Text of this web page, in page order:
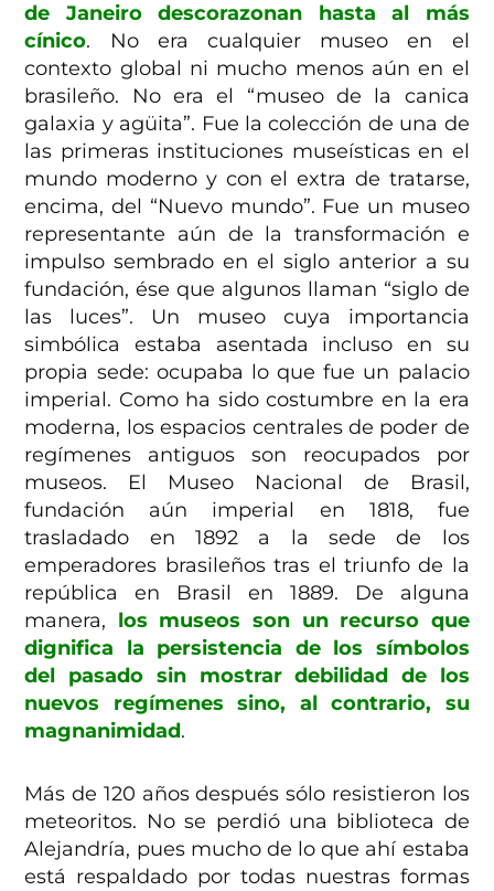
de Janeiro descorazonan hasta al más
cínico. No era cualquier museo en el
contexto global ni mucho menos aún en el
brasileño. No era el “museo de la canica
galaxia y agüita”. Fue la colección de una de
las primeras instituciones museísticas en el
mundo moderno y con el extra de tratarse,
encima, del “Nuevo mundo”. Fue un museo
representante aún de la transformación e
impulso sembrado en el siglo anterior a su
fundación, ése que algunos llaman “siglo de
las luces”. Un museo cuya importancia
simbólica estaba asentada incluso en su
propia sede: ocupaba lo que fue un palacio
imperial. Como ha sido costumbre en la era
moderna, los espacios centrales de poder de
regímenes antiguos son reocupados por
museos. El Museo Nacional de Brasil,
fundación aún imperial en 1818, fue
trasladado en 1892 a la sede de los
emperadores brasileños tras el triunfo de la
república en Brasil en 1889. De alguna
manera, los museos son un recurso que
dignifica la persistencia de los símbolos
del pasado sin mostrar debilidad de los
nuevos regímenes sino, al contrario, su
magnanimidad.
Más de 120 años después sólo resistieron los
meteoritos. No se perdió una biblioteca de
Alejandría, pues mucho de lo que ahí estaba
está respaldado por todas nuestras formas